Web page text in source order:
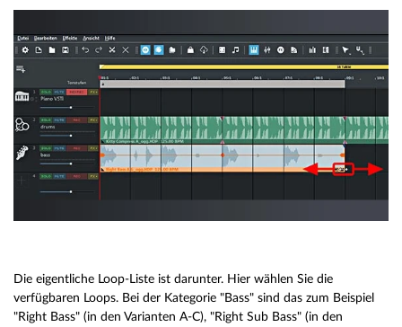
Die eigentliche Loop-Liste ist darunter. Hier wählen Sie die
verfügbaren Loops. Bei der Kategorie "Bass" sind das zum Beispiel
"Right Bass" (in den Varianten A-C), "Right Sub Bass" (in den